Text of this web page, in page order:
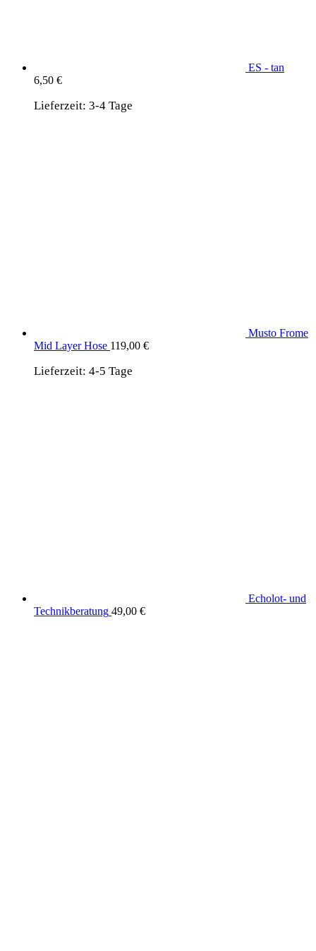
ES - tan
6,50 €
Lieferzeit: 3-4 Tage
Musto Frome
Mid Layer Hose 119,00 €
Lieferzeit: 4-5 Tage
Echolot- und
Technikberatung 49,00 €